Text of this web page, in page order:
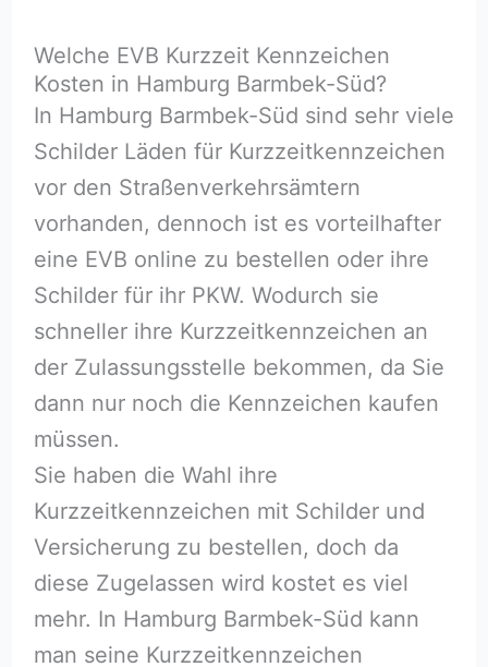
Welche EVB Kurzzeit Kennzeichen
Kosten in Hamburg Barmbek-Süd?
In Hamburg Barmbek-Süd sind sehr viele
Schilder Läden für Kurzzeitkennzeichen
vor den Straßenverkehrsämtern
vorhanden, dennoch ist es vorteilhafter
eine EVB online zu bestellen oder ihre
Schilder für ihr PKW. Wodurch sie
schneller ihre Kurzzeitkennzeichen an
der Zulassungsstelle bekommen, da Sie
dann nur noch die Kennzeichen kaufen
müssen.
Sie haben die Wahl ihre
Kurzzeitkennzeichen mit Schilder und
Versicherung zu bestellen, doch da
diese Zugelassen wird kostet es viel
mehr. In Hamburg Barmbek-Süd kann
man seine Kurzzeitkennzeichen